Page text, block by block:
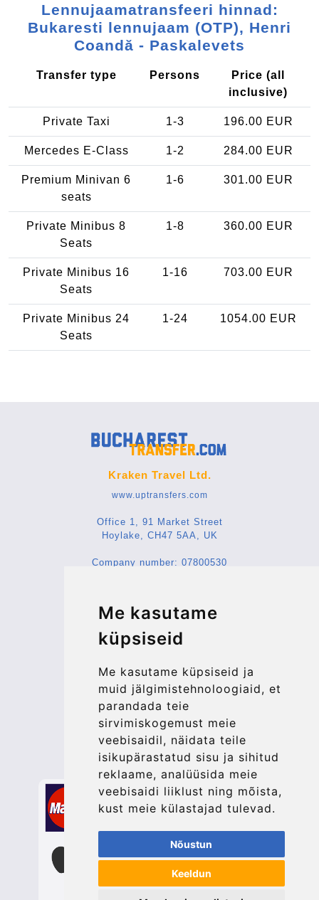
Me kasutame
küpsiseid
Me kasutame küpsiseid ja
muid jälgimistehnoloogiaid, et
parandada teie
sirvimiskogemust meie
veebisaidil, näidata teile
isikupärastatud sisu ja sihitud
reklaame, analüüsida meie
veebisaidi liiklust ning mõista,
kust meie külastajad tulevad.
Nõustun
Keeldun
Lennujaamatransfeeri hinnad:
Bukaresti lennujaam (OTP), Henri
Coandă - Paskalevets
Transfer type Persons
Price (all
inclusive)
Private Taxi 1-3 196.00 EUR
Mercedes E-Class 1-2 284.00 EUR
Premium Minivan 6
seats
1-6 301.00 EUR
Private Minibus 8
Seats
1-8 360.00 EUR
Private Minibus 16
Seats
1-16 703.00 EUR
Private Minibus 24
Seats
1-24 1054.00 EUR
Kraken Travel Ltd.
www.uptransfers.com
Office 1, 91 Market Street
Hoylake, CH47 5AA, UK
Company number: 07800530
More
Blog
Contact
info@bucharesttransfer.com
Secure Payment with STRIPE